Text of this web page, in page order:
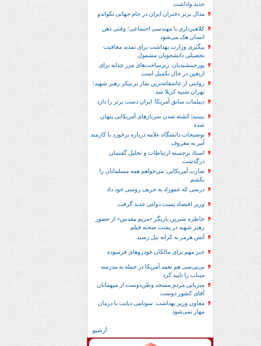
جدید واداشت
مدال برنز دختران ایران در جام جهانی تکواندو
کلاهبرداری با مهندسی اجتماعی؛ وقتی ذهن
انسان هک می‌شود
پیگیری وزارت بهداشت برای تمدید معافیت
تحصیلی دانشجویان مشمول
پورجمشیدیان: زیرساخت‌های مرز چذابه برای
اربعین در حال تکمیل است
روایتی از عاشقانه‌ترین نماز بر پیکر رهبر شهید؛‌
تهران‌ شبیه کربلا شد
دیپلمات سابق آمریکا: ایران دست برتر را دارد
ببینید| کشته شدن سربازهای آمریکایی پنهان
شده
توضیحات دانشگاه علامه درباره برخورد با کارمند
آمر به معروف
استاد برجسته ارتباطات و تحلیل گفتمان
درگذشت
ضارب آمریکایی: می‌خواهم همه مسلمانان را
بکشم
درسی که عموزاد به حریف روسی خود داد
وزیر اقتصاد پست دولتی جدید گرفت
خاطره شیرین بازیگر «مریم مقدس» از حضور
رهبر شهید در پشت صحنه فیلم
آتش هرمز به کرانه نیل رسید
خبر مهم برای مالکان خودروهای فرسوده
بی‌بی‌سی هم تعمد آمریکا در حمله به مدرسه
میناب را تایید کرد
میزبانی مردم ِمسجد وطن‌دوست از میهمانان
آقای کشور دوست
معاون وزیر بهداشت: سونامی دیابت با درمان
مهار نمی‌شود
آرشیو